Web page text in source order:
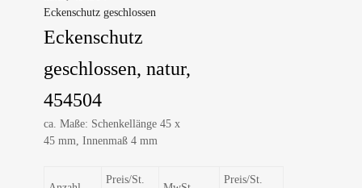
Eckenschutz geschlossen
Eckenschutz
geschlossen, natur,
454504
ca. Maße: Schenkellänge 45 x
45 mm, Innenmaß 4 mm
Preis/St.
Preis/St.